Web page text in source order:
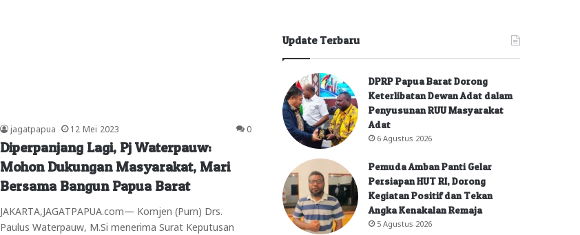
jagatpapua 12 Mei 2023 0
Diperpanjang Lagi, Pj Waterpauw:
Mohon Dukungan Masyarakat, Mari
Bersama Bangun Papua Barat
JAKARTA,JAGATPAPUA.com— Komjen (Purn) Drs.
Paulus Waterpauw, M.Si menerima Surat Keputusan
Update Terbaru
DPRP Papua Barat Dorong
Keterlibatan Dewan Adat dalam
Penyusunan RUU Masyarakat
Adat
6 Agustus 2026
Pemuda Amban Panti Gelar
Persiapan HUT RI, Dorong
Kegiatan Positif dan Tekan
Angka Kenakalan Remaja
5 Agustus 2026